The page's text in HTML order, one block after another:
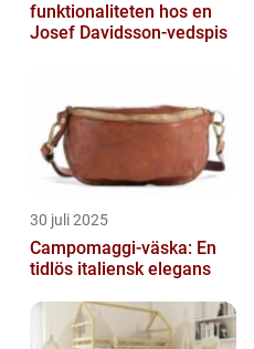
funktionaliteten hos en
Josef Davidsson-vedspis
30 juli 2025
Campomaggi-väska: En
tidlös italiensk elegans